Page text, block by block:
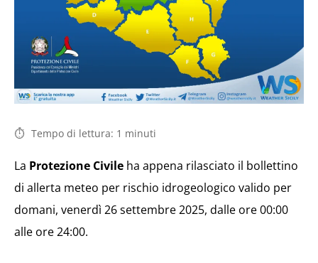
Tempo di lettura: 1 minuti
La Protezione Civile ha appena rilasciato il bollettino
di allerta meteo per rischio idrogeologico valido per
domani, venerdì 26 settembre 2025, dalle ore 00:00
alle ore 24:00.